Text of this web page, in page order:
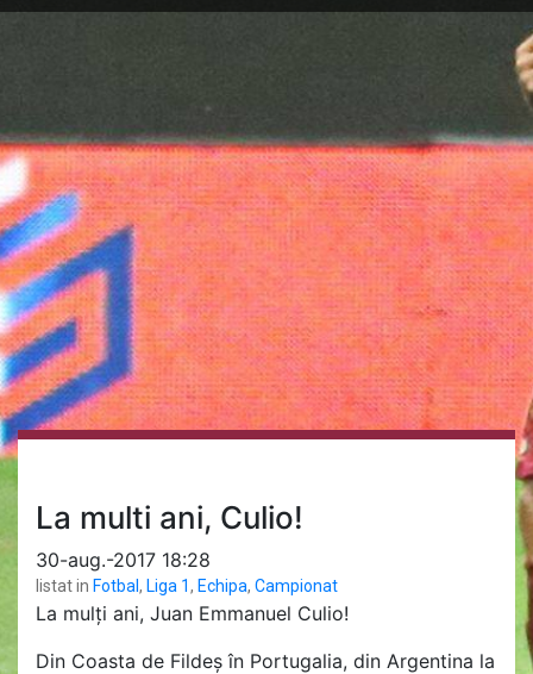
La multi ani, Culio!
30-aug.-2017 18:28
listat in Fotbal , Liga 1, Echipa, Campionat
La mulți ani, Juan Emmanuel Culio!
Din Coasta de Fildeș în Portugalia, din Argentina la